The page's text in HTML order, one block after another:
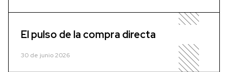
El pulso de la compra directa
30 de junio 2026